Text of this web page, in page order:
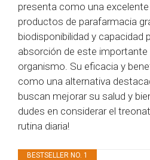
presenta como una
productos de parafarmacia
biodisponibilidad y capacidad
absorción de este importante
organismo. Su eficacia y
como una alternativa
buscan mejorar su salud y
dudes en considerar el
rutina diaria!
BESTSELLER NO. 1